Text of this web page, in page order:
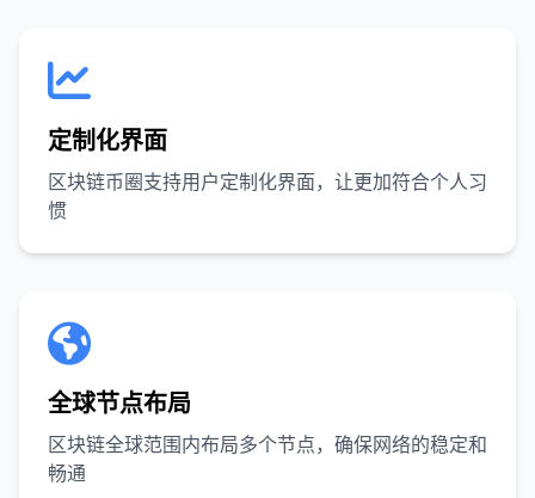
定制化界面
区块链币圈支持用户定制化界面，让更加符合个人习
惯
全球节点布局
区块链全球范围内布局多个节点，确保网络的稳定和
畅通